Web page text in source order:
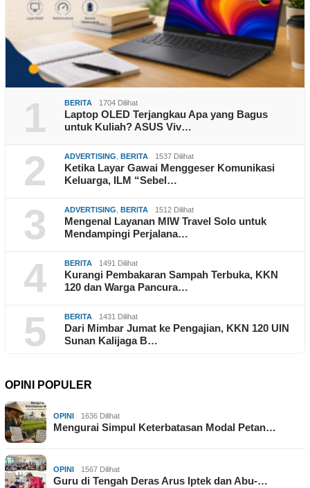
1 BERITA 1704 Dilihat
Laptop OLED Terjangkau Apa yang Bagus
untuk Kuliah? ASUS Viv…
2 ADVERTISING BERITA 1537 Dilihat
Ketika Layar Gawai Menggeser Komunikasi
Keluarga, ILM “Sebel…
3 ADVERTISING BERITA 1512 Dilihat
Mengenal Layanan MIW Travel Solo untuk
Mendampingi Perjalana…
4 BERITA 1491 Dilihat
Kurangi Pembakaran Sampah Terbuka, KKN
120 dan Warga Pancura…
5 BERITA 1431 Dilihat
Dari Mimbar Jumat ke Pengajian, KKN 120 UIN
Sunan Kalijaga B…
OPINI POPULER
OPINI 1636 Dilihat
Mengurai Simpul Keterbatasan Modal Petan…
OPINI 1567 Dilihat
Guru di Tengah Deras Arus Iptek dan Abu-…